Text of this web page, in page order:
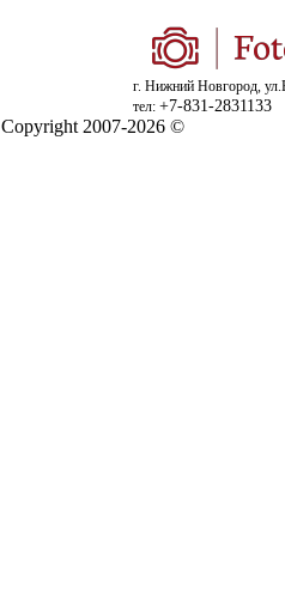
г. Нижний Новгород,
тел: +7-831-2831133
Copyright 2007-2026 ©